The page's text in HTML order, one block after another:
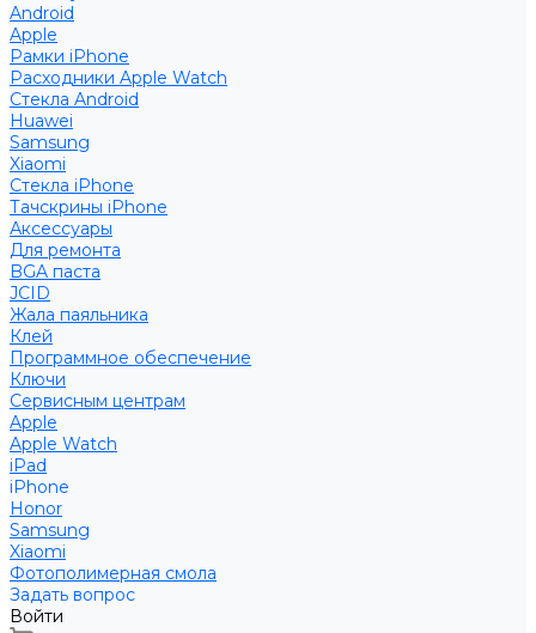
Android
Apple
Рамки iPhone
Расходники Apple Watch
Стекла Android
Huawei
Samsung
Xiaomi
Стекла iPhone
Тачскрины iPhone
Аксессуары
Для ремонта
BGA паста
JCID
Жала паяльника
Клей
Программное обеспечение
Ключи
Сервисным центрам
Apple
Apple Watch
iPad
iPhone
Honor
Samsung
Xiaomi
Фотополимерная смола
Задать вопрос
Войти